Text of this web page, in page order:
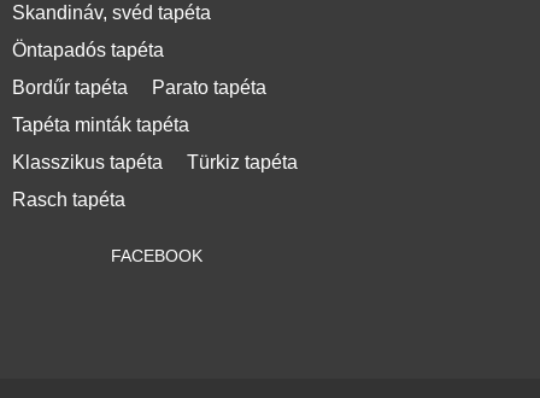
Skandináv, svéd tapéta
Öntapadós tapéta
Bordűr tapéta
Parato tapéta
Tapéta minták tapéta
Klasszikus tapéta
Türkiz tapéta
Rasch tapéta
FACEBOOK